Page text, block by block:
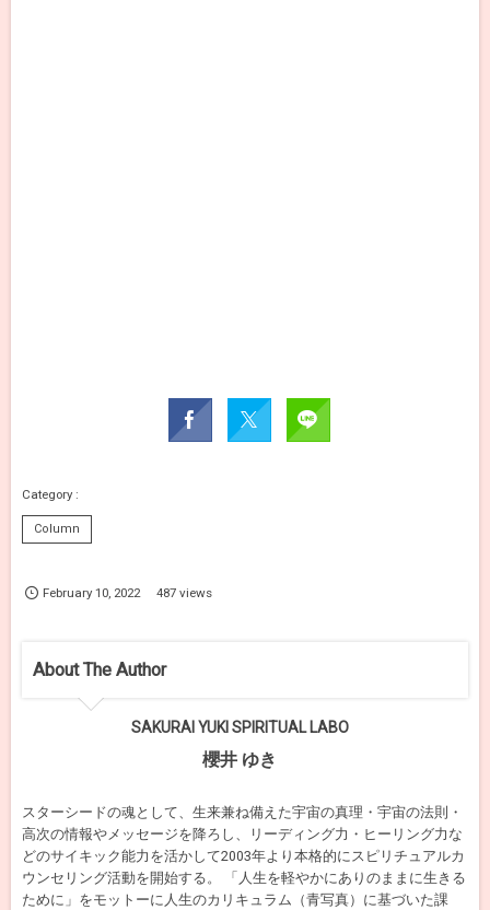
Column
February 10, 2022 487 views
About The Author
SAKURAI YUKI SPIRITUAL LABO
櫻井 ゆき
スターシードの魂として、生来兼ね備えた宇宙の真理・宇宙の法則・
高次の情報やメッセージを降ろし、リーディング力・ヒーリング力な
どのサイキック能力を活かして2003年より本格的にスピリチュアルカ
ウンセリング活動を開始する。 「人生を軽やかにありのままに生きる
ために」をモットーに人生のカリキュラム（青写真）に基づいた課